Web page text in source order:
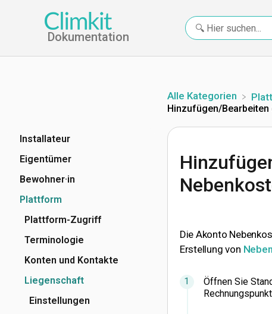
Dokumentation
Installateur
Eigentümer
Bewohner·in
Plattform
Plattform-Zugriff
Terminologie
Konten und Kontakte
Liegenschaft
Einstellungen
Alle Kategorien
Hinzufügen/Bearbeiten
Die Akonto
Erstellung von
Öffnen Sie